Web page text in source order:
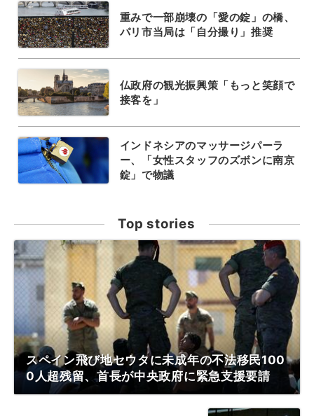
重みで一部崩壊の「愛の錠」の橋、
パリ市当局は「自分撮り」推奨
仏政府の観光振興策「もっと笑顔で
接客を」
インドネシアのマッサージパーラ
ー、「女性スタッフのズボンに南京
錠」で物議
Top stories
スペイン飛び地セウタに未成年の不法移民100
0人超残留、首長が中央政府に緊急支援要請